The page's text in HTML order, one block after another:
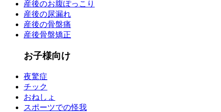
産後のお腹ぽっこり
産後の尿漏れ
産後の骨盤痛
産後骨盤矯正
お子様向け
夜驚症
チック
おねしょ
スポーツでの怪我